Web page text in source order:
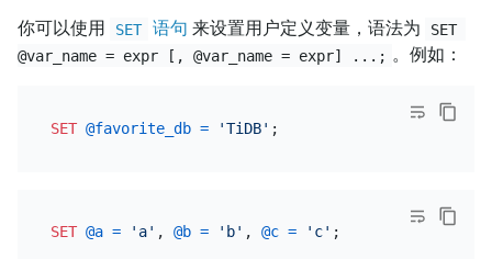
你可以使用 SET 语句 来设置用户定义变量，语法为
SET
@var_name = expr [, @var_name = expr] ...; 。例如：
SET @favorite_db = 'TiDB'
SET @a = 'a' , @b = 'b' , @c = 'c'